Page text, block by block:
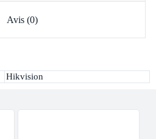
Avis (0)
Hikvision